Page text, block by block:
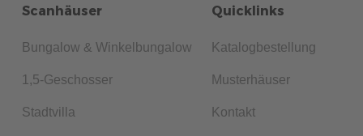
Scanhäuser
Bungalow & Winkelbungalow
1,5-Geschosser
Stadtvilla
Quicklinks
Katalogbestellung
Musterhäuser
Kontakt